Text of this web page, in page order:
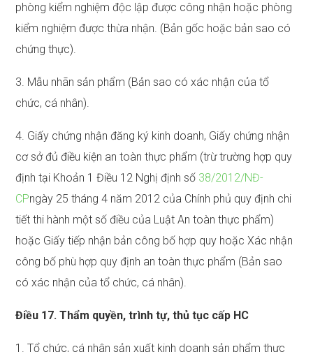
phòng kiểm nghiệm độc lập được công nhận hoặc phòng
kiểm nghiệm được thừa nhận. (Bản gốc hoặc bản sao có
chứng thực).
3. Mẫu nhãn sản phẩm (Bản sao có xác nhận của tổ
chức, cá nhân).
4. Giấy chứng nhận đăng ký kinh doanh, Giấy chứng nhận
cơ sở đủ điều kiện an toàn thực phẩm (trừ trường hợp quy
định tại Khoản 1 Điều 12 Nghị định số 38/2012/NĐ-
CPngày 25 tháng 4 năm 2012 của Chính phủ quy định chi
tiết thi hành một số điều của Luật An toàn thực phẩm)
hoặc Giấy tiếp nhận bản công bố hợp quy hoặc Xác nhận
công bố phù hợp quy định an toàn thực phẩm (Bản sao
có xác nhận của tổ chức, cá nhân).
Điều 17. Thẩm quyền, trình tự, thủ tục cấp HC
1. Tổ chức, cá nhân sản xuất kinh doanh sản phẩm thực